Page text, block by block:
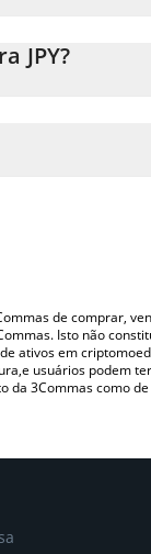
JPY?
o
de comprar,
Isto não
ativos em
usuários podem
da 3Commas como